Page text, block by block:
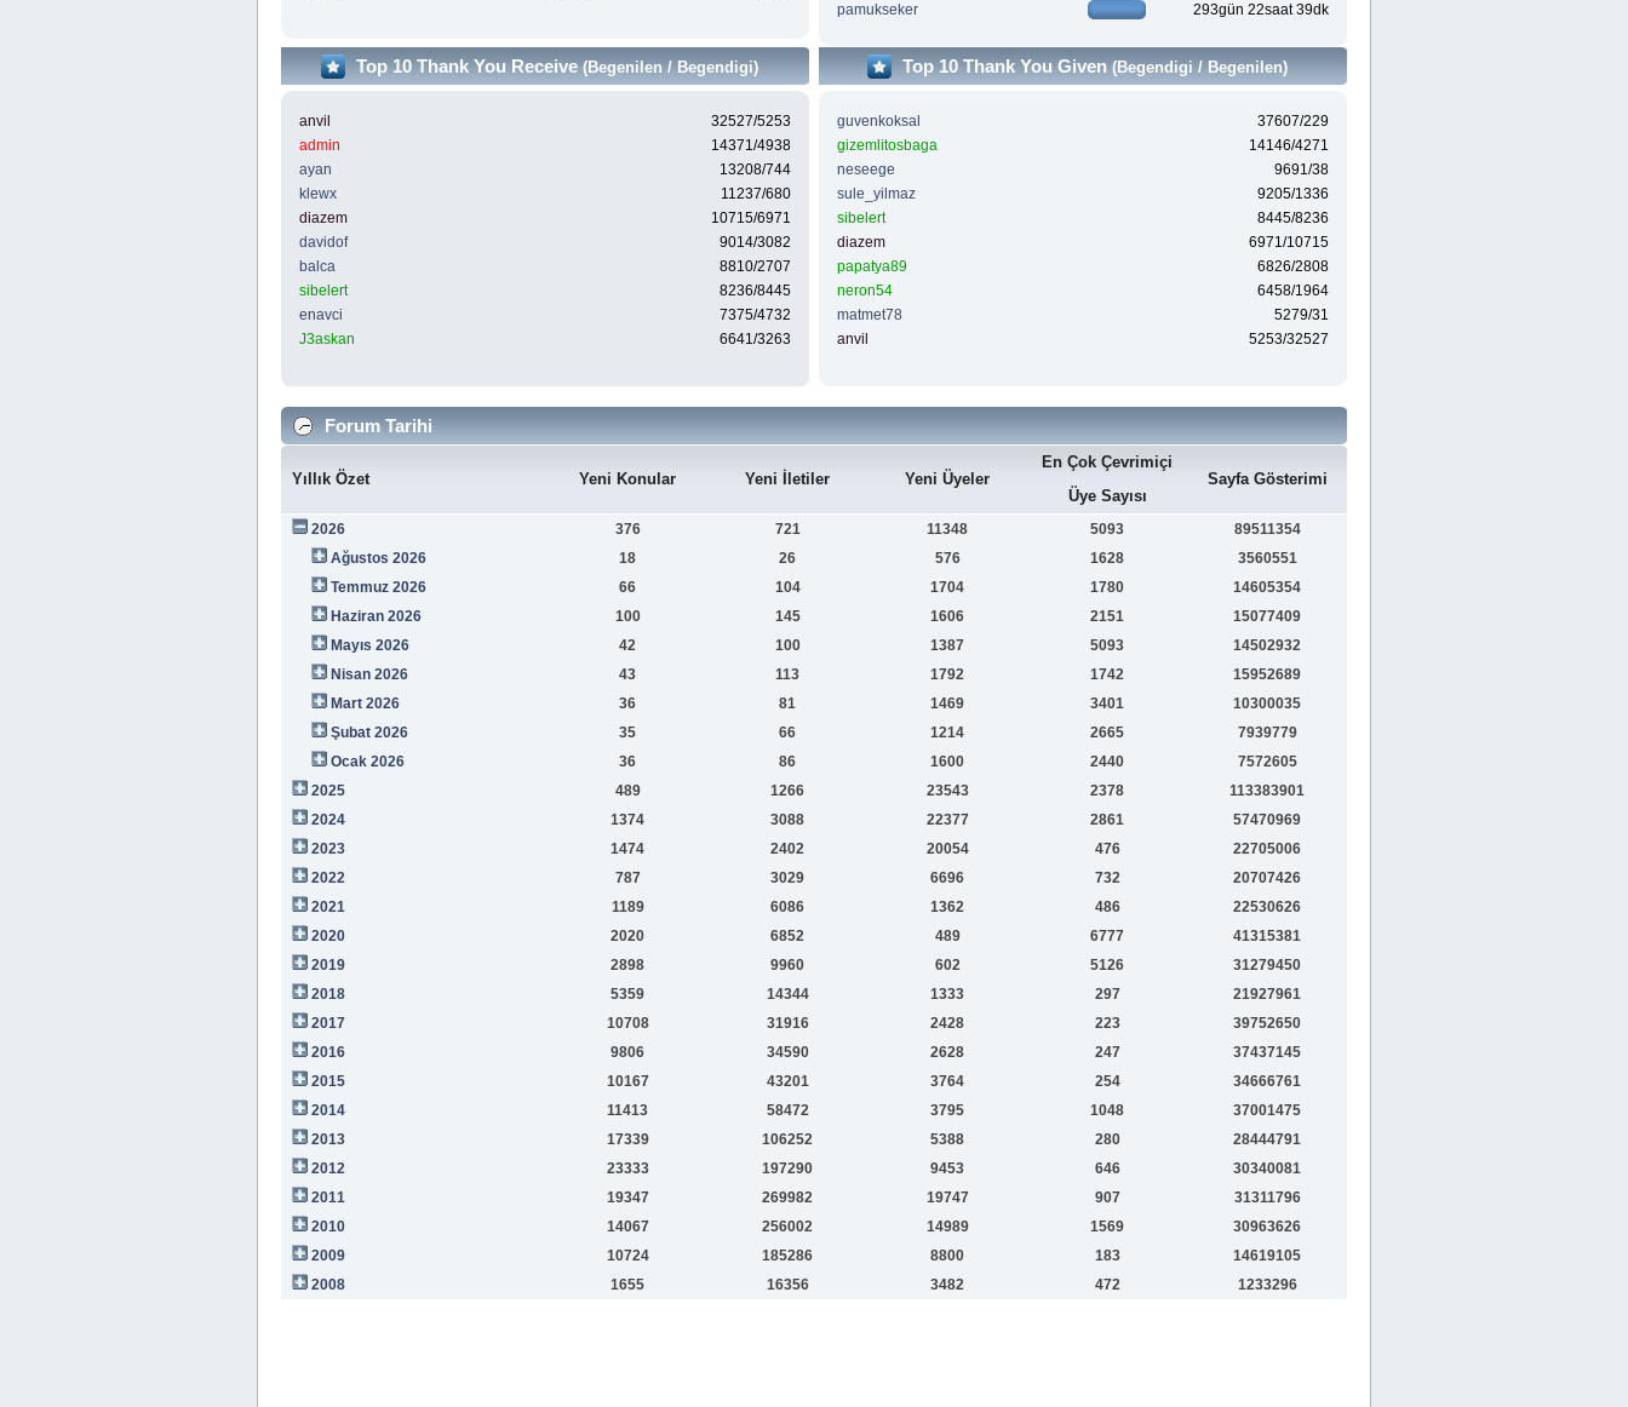
pamukseker
293gün 22saat 39dk
Top 10 Thank You Receive (Begenilen / Begendigi)
anvil
32527/5253
admin
14371/4938
ayan
13208/744
klewx
11237/680
diazem
10715/6971
davidof
9014/3082
balca
8810/2707
sibelert
8236/8445
enavci
7375/4732
J3askan
6641/3263
Top 10 Thank You Given(Begendigi / Begenilen)
guvenkoksal
37607/229
gizemlitosbaga
14146/4271
neseege
9691/38
sule_yilmaz
9205/1336
sibelert
8445/8236
diazem
6971/10715
papatya89
6826/2808
neron54
6458/1964
matmet78
5279/31
anvil
5253/32527
Forum Tarihi
Yıllık Özet Yeni Konular Yeni İletiler Yeni Üyeler
En Çok Çevrimiçi
Üye Sayısı
Sayfa Gösterimi
2026 376 721 11348 5093
89511354
Ağustos 2026
18 26 576 1628
3560551
Temmuz 2026
66 104 1704 1780
14605354
Haziran 2026
100 145 1606 2151
15077409
Mayıs 2026
42 100 1387 5093
14502932
Nisan 2026
43 113 1792 1742
15952689
Mart 2026
36 81 1469 3401
10300035
Şubat 2026
35 66 1214 2665
7939779
Ocak 2026
36 86 1600 2440
7572605
2025
489 1266 23543 2378
113383901
2024
1374 3088 22377 2861
57470969
2023
1474 2402 20054 476
22705006
2022
787 3029 6696 732
20707426
2021
1189 6086 1362 486
22530626
2020
2020 6852 489 6777
41315381
2019
2898 9960 602 5126
31279450
2018
5359 14344 1333 297
21927961
2017
10708 31916 2428 223
39752650
2016
9806 34590 2628 247
37437145
2015
10167 43201 3764 254
34666761
2014
11413 58472 3795 1048
37001475
2013
17339 106252 5388 280
28444791
2012
23333 197290 9453 646
30340081
2011
19347 269982 19747 907
31311796
2010
14067 256002 14989 1569
30963626
2009
10724 185286 8800 183
14619105
2008
1655 16356 3482 472 1233296